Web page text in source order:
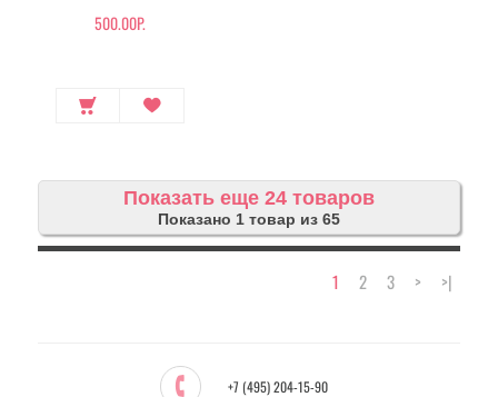
500.00Р.
Показать еще 24 товаров
Показано 1 товар из 65
1 2 3 > >|
+7 (495) 204-15-90